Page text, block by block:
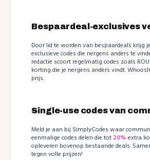
Bespaardeal-exclusives
Door lid te worden van bespaardeals krijg
exclusieve codes die nergens anders te
redactie scoort regelmatig codes zoals
korting die je nergens anders vindt.
prijs.
Single-use codes van
Meld je aan bij SimplyCodes waar
eenmalige codes delen die tot 20% extra
opleveren bovenop bestaande deals.
tegen volle prijzen!